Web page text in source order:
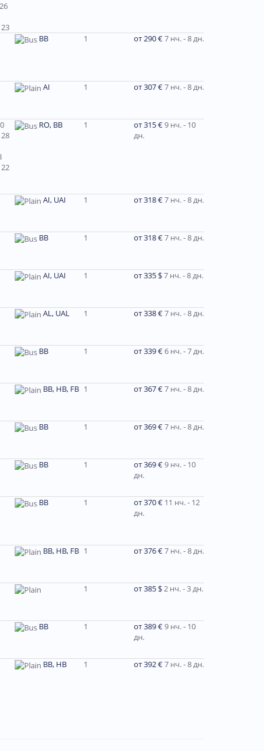
ВВ 1 от 290 €7 нч. - 8 дн.
AI 1 от 307 €7 нч. - 8 дн.
RO, BB 1 от 315 €9 нч. - 10
дн.
AI, UAI 1 от 318 €7 нч. - 8 дн.
BB 1 от 318 €7 нч. - 8 дн.
AI, UAI 1 от 335 $7 нч. - 8 дн.
AL, UAL 1 от 338 €7 нч. - 8 дн.
BB 1 от 339 €6 нч. - 7 дн.
BB, HB, FB 1 от 367 €7 нч. - 8 дн.
BB 1 от 369 €7 нч. - 8 дн.
BB 1 от 369 €9 нч. - 10
дн.
BB 1 от 370 € 11 нч. - 12
дн.
BB, HB, FB 1 от 376 €7 нч. - 8 дн.
1 от 385 $2 нч. - 3 дн.
ВВ 1 от 389 €9 нч. - 10
дн.
ВВ, НВ 1 от 392 €7 нч. - 8 дн.